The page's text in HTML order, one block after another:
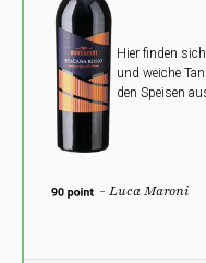
Hier finden
und weiche
den Speisen
- Luca Maroni